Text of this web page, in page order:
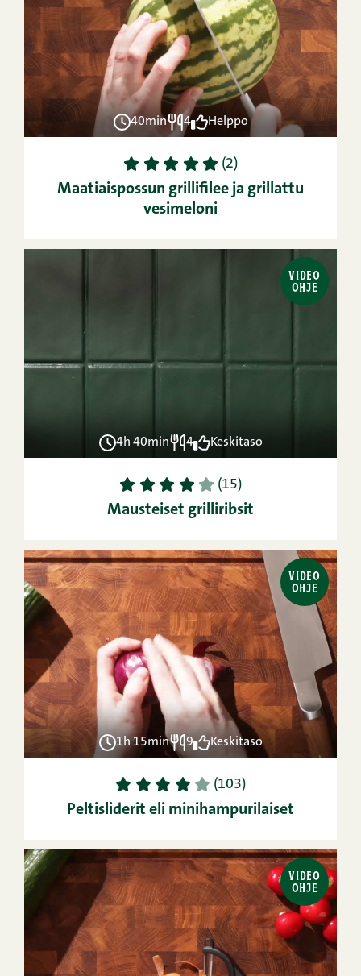
40min 4 Helppo
1 2 3 4 5 (2)
Maatiaispossun grillifilee ja grillattu
vesimeloni
VIDEO
OHJE
4h 40min 4 Keskitaso
1 2 3 4 5 (15)
Mausteiset grilliribsit
VIDEO
OHJE
1h 15min 9 Keskitaso
1 2 3 4 5 (103)
Peltisliderit eli minihampurilaiset
VIDEO
OHJE